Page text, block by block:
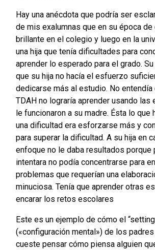
Hay una anécdota que podría ser
de mis exalumnas que en su época
brillante en el colegio y luego en la
una hija que tenía dificultades para
aprender lo esperado para el grado.
que su hija no hacía el esfuerzo
dedicarse más al estudio. No entendía
TDAH no lograría aprender usando las
le funcionaron a su madre. Ésta lo que
una dificultad era esforzarse más y
para superar la dificultad. A su hija en
enfoque no le daba resultados porque
intentara no podía concentrarse para
problemas que requerían una
minuciosa. Tenía que aprender otras
encarar los retos escolares
Este es un ejemplo de cómo el
(«configuración mental») de los
cueste pensar cómo piensa alguien